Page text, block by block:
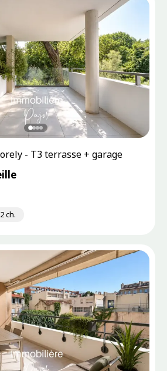
- T3 terrasse + garage
2 ch.